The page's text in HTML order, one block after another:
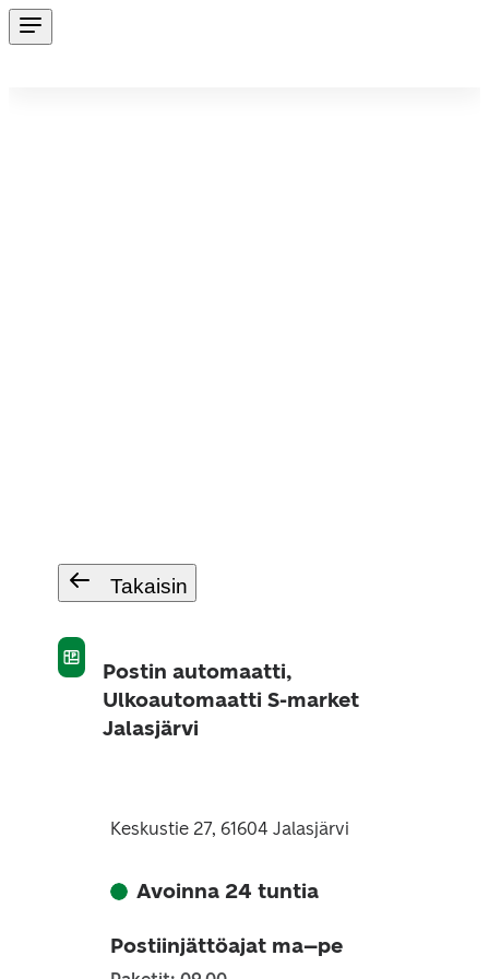
Takaisin
Postin automaatti,
Ulkoautomaatti S-market
Jalasjärvi
Keskustie 27, 61604 Jalasjärvi
Avoinna 24 tuntia
Postiinjättöajat ma–pe